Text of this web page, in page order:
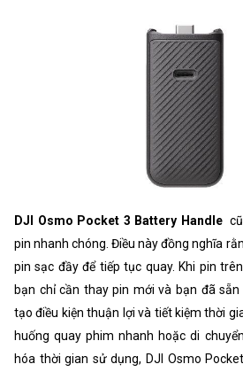
DJI Osmo Pocket 3 Battery Handle
pin nhanh chóng. Điều này đồng nghĩa
pin sạc đầy để tiếp tục quay. Khi pin
bạn chỉ cần thay pin mới và bạn đã
tạo điều kiện thuận lợi và tiết kiệm thời
huống quay phim nhanh hoặc di
hóa thời gian sử dụng, DJI Osmo